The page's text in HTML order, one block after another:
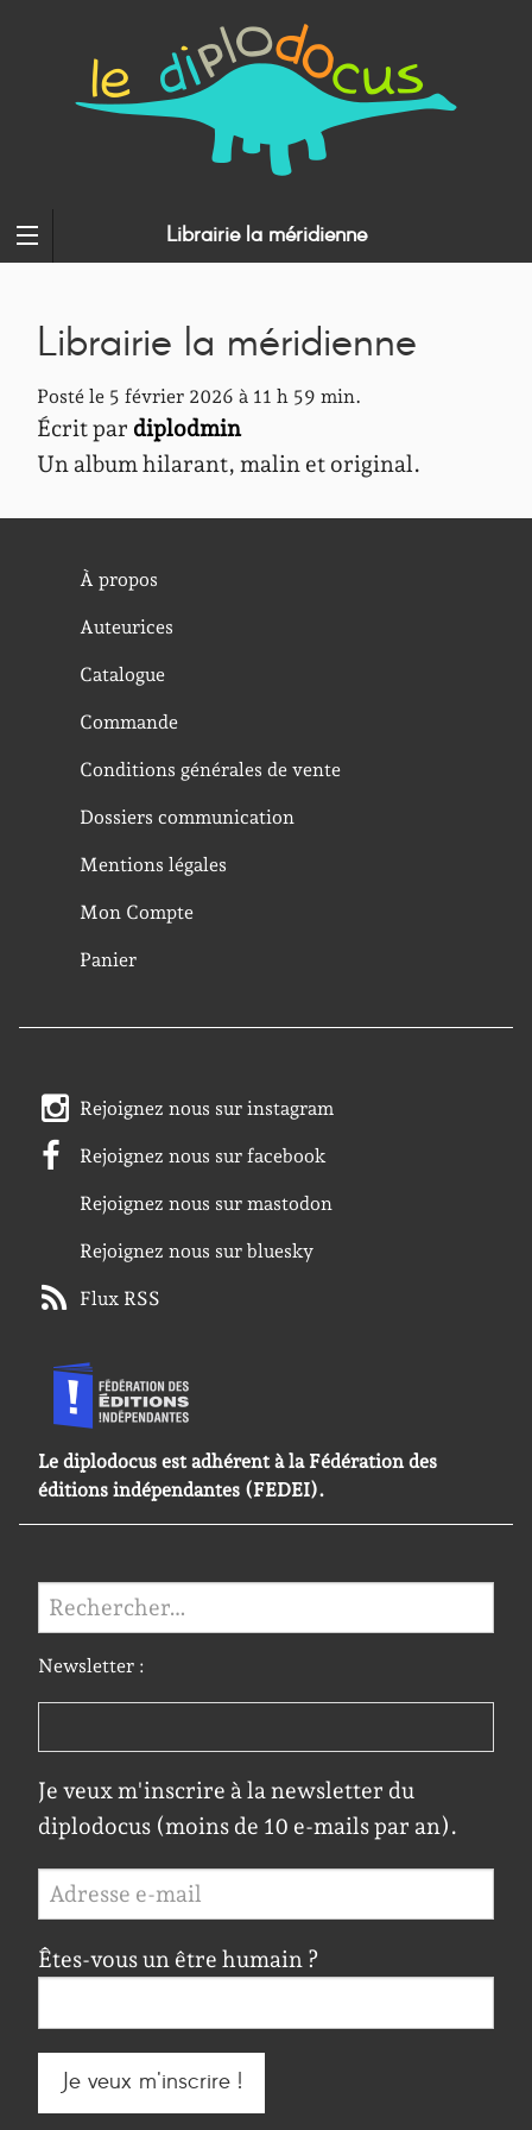
Librairie la méridienne
Librairie la méridienne
Posté le 5 février 2026 à 11 h 59 min.
Écrit par diplodmin
Un album hilarant, malin et original.
À propos
Auteurices
Catalogue
Commande
Conditions générales de vente
Dossiers communication
Mentions légales
Mon Compte
Panier
Rejoignez nous sur instagram
Rejoignez nous sur facebook
Rejoignez nous sur mastodon
Rejoignez nous sur bluesky
Flux RSS
Le diplodocus est adhérent à la Fédération des
éditions indépendantes (FEDEI).
Rechercher :
Newsletter :
Je veux m'inscrire à la newsletter du
diplodocus (moins de 10 e-mails par an).
Êtes-vous un être humain ?